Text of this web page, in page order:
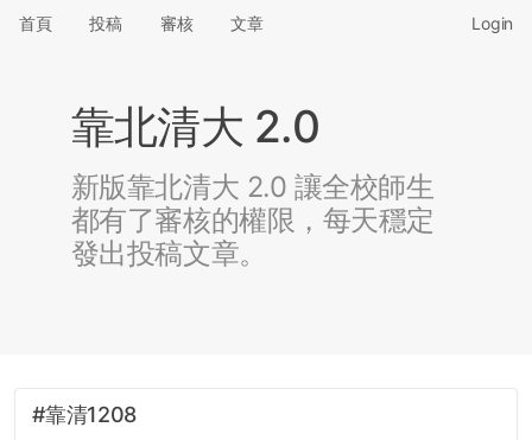
首頁 投稿 審核 文章 Login
靠北清大 2.0
新版靠北清大 2.0 讓全校師生
都有了審核的權限，每天穩定
發出投稿文章。
#靠清1208